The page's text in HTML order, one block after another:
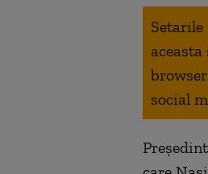
social